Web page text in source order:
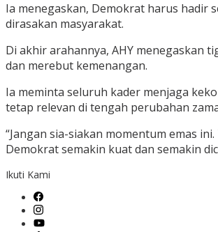
Ia menegaskan, Demokrat harus hadir
dirasakan masyarakat.
Di akhir arahannya, AHY menegaskan
dan merebut kemenangan.
Ia meminta seluruh kader menjaga
tetap relevan di tengah perubahan
“Jangan sia-siakan momentum emas
Demokrat semakin kuat dan semakin
Ikuti Kami